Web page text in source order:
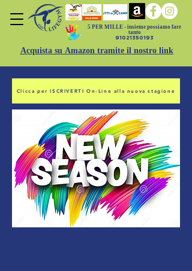
5 PER MILLE -insieme possiamo fare
tanto
91021350193
Acquista su Amazon tramite il nostro link
Clicca per ISCRIVERTI On-Line alla nuova stagione